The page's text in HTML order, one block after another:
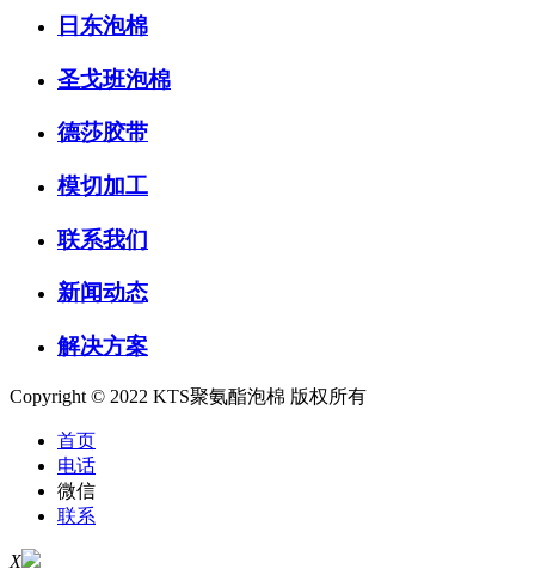
日东泡棉
圣戈班泡棉
德莎胶带
模切加工
联系我们
新闻动态
解决方案
Copyright © 2022 KTS聚氨酯泡棉 版权所有
首页
电话
微信
联系
X